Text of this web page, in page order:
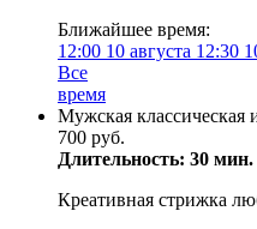
Ближайшее время:
12:00 10 августа 12:30
Все
время
Мужская классическая
700 руб.
Длительность: 30 мин.
Креативная стрижка